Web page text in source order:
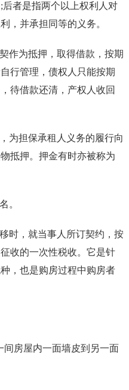
者是指两个以上权利人对
，并承担同等的义务。
作为抵押，取得借款，按期
行管理，债权人只能按期
待借款还清，产权人收回
为担保承租人义务的履行向
抵押。押金有时亦被称为
。
时，就当事人所订契约，按
收的一次性税收。它是针
，也是购房过程中购房者
间房屋内一面墙皮到另一面